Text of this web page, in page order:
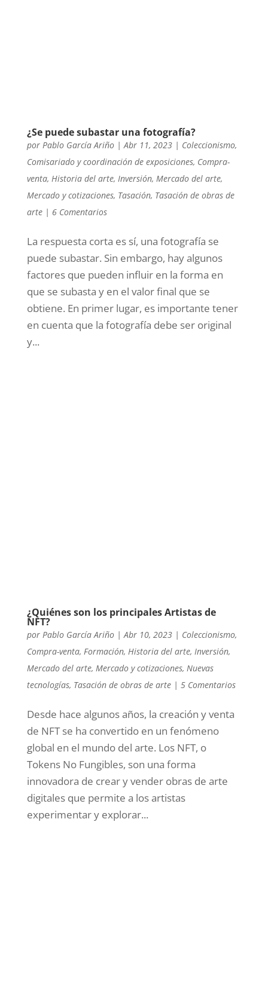
¿Se puede subastar una fotografía?
por Pablo García Ariño| Abr 11, 2023| Coleccionismo,
Comisariado y coordinación de exposiciones, Compra-
venta, Historia del arte, Inversión, Mercado del arte,
Mercado y cotizaciones, Tasación, Tasación de obras de
arte| 6 Comentarios
La respuesta corta es sí, una fotografía se
puede subastar. Sin embargo, hay algunos
factores que pueden influir en la forma en
que se subasta y en el valor final que se
obtiene. En primer lugar, es importante tener
en cuenta que la fotografía debe ser original
y...
¿Quiénes son los principales Artistas de
NFT?
por Pablo García Ariño|Abr 10, 2023| Coleccionismo,
Compra-venta, Formación, Historia del arte, Inversión,
Mercado del arte, Mercado y cotizaciones, Nuevas
tecnologías, Tasación de obras de arte| 5 Comentarios
Desde hace algunos años, la creación y venta
de NFT se ha convertido en un fenómeno
global en el mundo del arte. Los NFT, o
Tokens No Fungibles, son una forma
innovadora de crear y vender obras de arte
digitales que permite a los artistas
experimentar y explorar...